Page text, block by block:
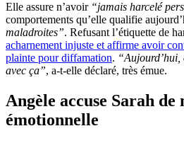
Elle assure n’avoir “jamais harcelé
comportements qu’elle qualifie
maladroites”. Refusant l’étiquette de
acharnement injuste et affirme avoir
plainte pour diffamation. “Aujourd’hui,
avec ça”, a-t-elle déclaré, très émue.
Angèle accuse Sarah
émotionnelle